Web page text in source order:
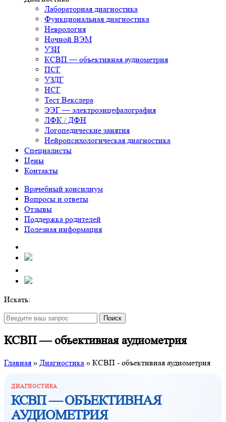
Лабораторная диагностика
Функциональная диагностика
Неврология
Ночной ВЭМ
УЗИ
КСВП — объективная аудиометрия
ПСГ
УЗДГ
НСГ
Тест Векслера
ЭЭГ — электроэнцефалография
ЛФК / ДФН
Логопедические занятия
Нейропсихологическая диагностика
Специалисты
Цены
Контакты
Врачебный консилиум
Вопросы и ответы
Отзывы
Поддержка родителей
Полезная информация
Искать:
Поиск
КСВП — объективная аудиометрия
Главная » Диагностика » КСВП - объективная аудиометрия
ДИАГНОСТИКА
КСВП — ОБЪЕКТИВНАЯ
АУДИОМЕТРИЯ